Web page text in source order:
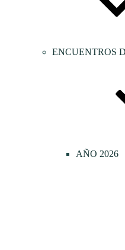
ENCUENTROS
AÑO 2026